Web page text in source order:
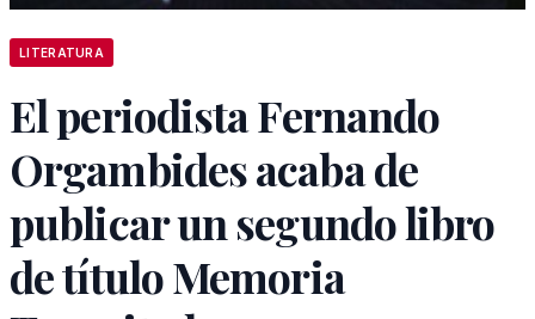
LITERATURA
El periodista Fernando
Orgambides acaba de
publicar un segundo libro
de título Memoria